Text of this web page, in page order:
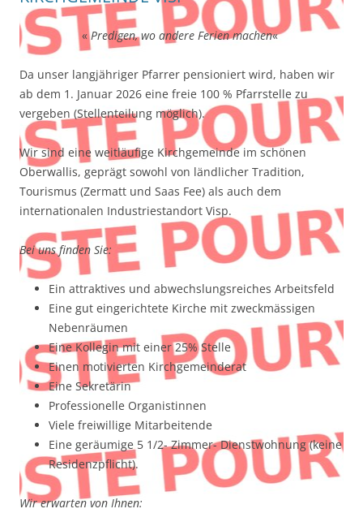
«Predigen, wo andere Ferien machen«
Da unser langjähriger Pfarrer pensioniert wird, haben wir
ab dem 1. Januar 2026 eine freie 100 % Pfarrstelle zu
vergeben (Stellenteilung möglich).
Wir sind eine weitläufige Kirchgemeinde im schönen
Oberwallis, geprägt sowohl von ländlicher Tradition,
Tourismus (Zermatt und Saas Fee) als auch dem
internationalen Industriestandort Visp.
Bei uns finden Sie:
Ein attraktives und abwechslungsreiches Arbeitsfeld
Eine gut eingerichtete Kirche mit zweckmässigen
Nebenräumen
Eine Kollegin mit einer 25% Stelle
Einen motivierten Kirchgemeinderat
Eine Sekretärin
Professionelle Organistinnen
Viele freiwillige Mitarbeitende
Eine geräumige 5 1/2- Zimmer- Dienstwohnung (keine
Residenzpflicht).
Wir erwarten von Ihnen: